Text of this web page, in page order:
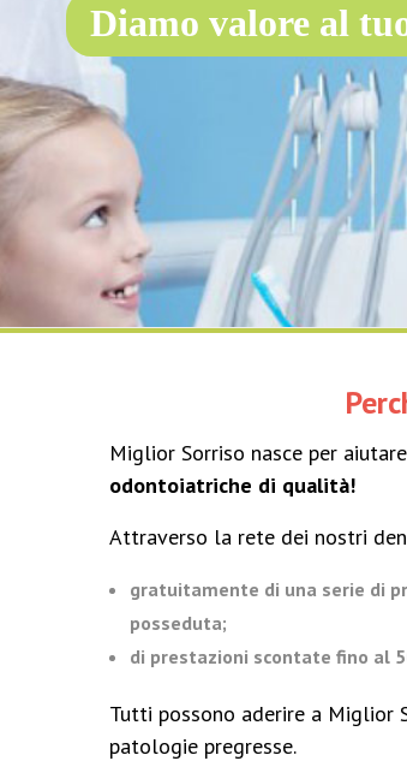
Diamo valore al
Miglior Sorriso nasce per
odontoiatriche di qualità!
Attraverso la rete dei nostri
gratuitamente di una serie di
posseduta;
di prestazioni scontate fino al
Tutti possono aderire a Miglior
patologie pregresse.